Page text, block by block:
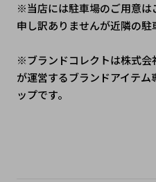
※当店には駐車場のご用意は
申し訳ありませんが近隣の駐
※ブランドコレクトは株式会
が運営するブランドアイテム
ップです。